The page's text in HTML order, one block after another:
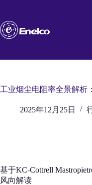
内
容
工业烟尘电阻率全景解析
2025年12月25日
基于KC‑Cottrell
风向解读